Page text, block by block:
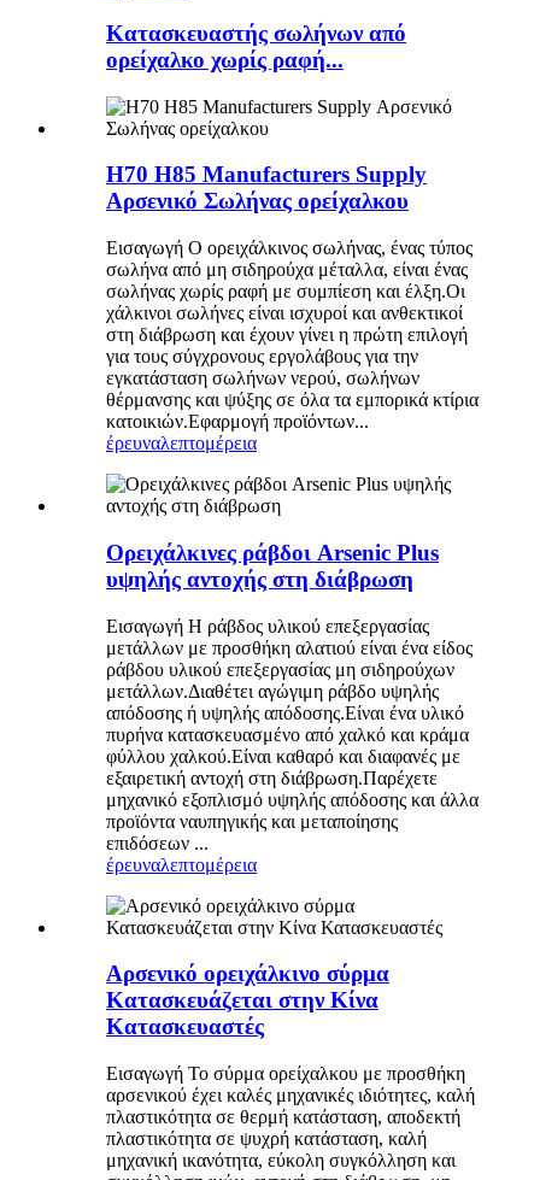
Κατασκευαστής σωλήνων από
ορείχαλκο χωρίς ραφή...
H70 H85 Manufacturers Supply
Αρσενικό Σωλήνας ορείχαλκου
Εισαγωγή Ο ορειχάλκινος σωλήνας, ένας τύπος
σωλήνα από μη σιδηρούχα μέταλλα, είναι ένας
σωλήνας χωρίς ραφή με συμπίεση και έλξη.Οι
χάλκινοι σωλήνες είναι ισχυροί και ανθεκτικοί
στη διάβρωση και έχουν γίνει η πρώτη επιλογή
για τους σύγχρονους εργολάβους για την
εγκατάσταση σωλήνων νερού, σωλήνων
θέρμανσης και ψύξης σε όλα τα εμπορικά κτίρια
κατοικιών.Εφαρμογή προϊόντων...
έρευναλεπτομέρεια
Ορειχάλκινες ράβδοι Arsenic Plus
υψηλής αντοχής στη διάβρωση
Εισαγωγή Η ράβδος υλικού επεξεργασίας
μετάλλων με προσθήκη αλατιού είναι ένα είδος
ράβδου υλικού επεξεργασίας μη σιδηρούχων
μετάλλων.Διαθέτει αγώγιμη ράβδο υψηλής
απόδοσης ή υψηλής απόδοσης.Είναι ένα υλικό
πυρήνα κατασκευασμένο από χαλκό και κράμα
φύλλου χαλκού.Είναι καθαρό και διαφανές με
εξαιρετική αντοχή στη διάβρωση.Παρέχετε
μηχανικό εξοπλισμό υψηλής απόδοσης και άλλα
προϊόντα ναυπηγικής και μεταποίησης
επιδόσεων ...
έρευναλεπτομέρεια
Αρσενικό ορειχάλκινο σύρμα
Κατασκευάζεται στην Κίνα
Κατασκευαστές
Εισαγωγή Το σύρμα ορείχαλκου με προσθήκη
αρσενικού έχει καλές μηχανικές ιδιότητες, καλή
πλαστικότητα σε θερμή κατάσταση, αποδεκτή
πλαστικότητα σε ψυχρή κατάσταση, καλή
μηχανική ικανότητα, εύκολη συγκόλληση και